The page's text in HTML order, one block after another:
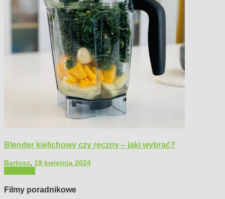
Blender kielichowy czy ręczny – jaki wybrać?
Bartosz, 19 kwietnia 2024
Filmy poradnikowe